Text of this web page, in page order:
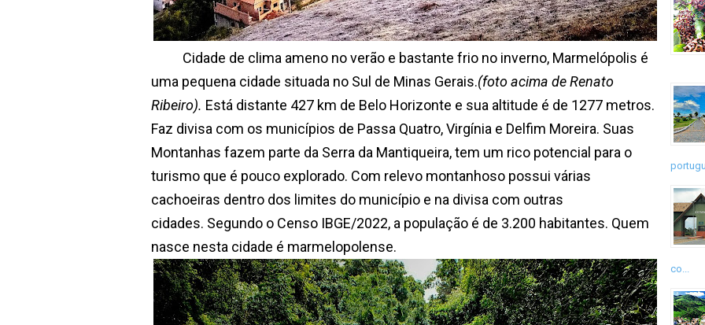
Cidade de clima ameno no verão e bastante frio no inverno, Marmelópolis é
uma pequena cidade situada no Sul de Minas Gerais.(foto acima de Renato
Ribeiro). Está distante 427 km de Belo Horizonte e sua altitude é de 1277 metros.
Faz divisa com os municípios de Passa Quatro, Virgínia e Delfim Moreira. Suas
Montanhas fazem parte da Serra da Mantiqueira, tem um rico potencial para o
turismo que é pouco explorado. Com relevo montanhoso possui várias
cachoeiras dentro dos limites do município e na divisa com outras
cidades. Segundo o Censo IBGE/2022, a população é de 3.200 habitantes. Quem
nasce nesta cidade é marmelopolense.
co...